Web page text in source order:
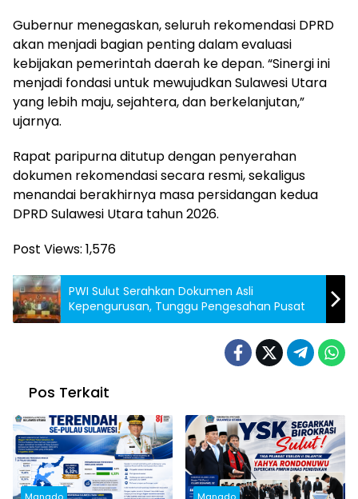
Gubernur menegaskan, seluruh rekomendasi DPRD
akan menjadi bagian penting dalam evaluasi
kebijakan pemerintah daerah ke depan. “Sinergi ini
menjadi fondasi untuk mewujudkan Sulawesi Utara
yang lebih maju, sejahtera, dan berkelanjutan,”
ujarnya.
Rapat paripurna ditutup dengan penyerahan
dokumen rekomendasi secara resmi, sekaligus
menandai berakhirnya masa persidangan kedua
DPRD Sulawesi Utara tahun 2026.
Post Views: 1,576
PWI Sulut Serahkan Dokumen Asli
Kepengurusan, Tunggu Pengesahan Pusat
Pos Terkait
Manado Manado